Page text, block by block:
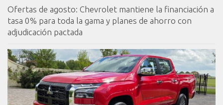
Ofertas de agosto: Chevrolet mantiene la financiación a
tasa 0% para toda la gama y planes de ahorro con
adjudicación pactada